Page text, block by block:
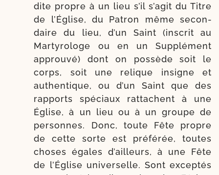
dite propre à un lieu s’il s’agit du Titre
de l’Église, du Patron même secon­
daire du lieu, d’un Saint (ins­crit au
Martyrologe ou en un Supplément
approu­vé) dont on pos­sède soit le
corps, soit une relique insigne et
authen­tique, ou d’un Saint que des
rap­ports spé­ciaux rat­tachent à une
Église, à un lieu ou à un groupe de
per­sonnes. Donc, toute Fête propre
de cette sorte est pré­fé­rée, toutes
choses égales d’ailleurs, à une Fête
de l’Église uni­ver­selle. Sont excep­tés